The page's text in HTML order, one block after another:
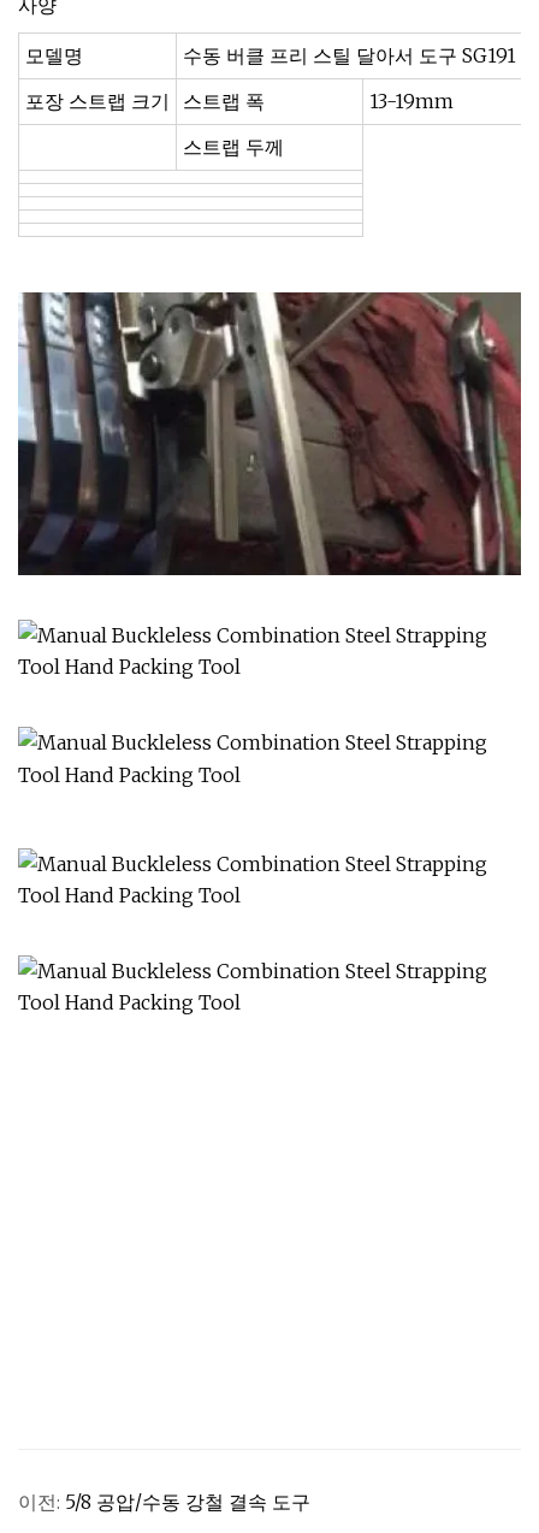
사양
모델명
수동 버클 프리 스틸 달아서 도구 SG191
포장 스트랩 크기
스트랩 폭
13-19mm
스트랩 두께
이전: 5/8 공압/수동 강철 결속 도구